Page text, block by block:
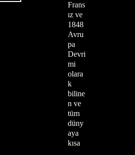
Frans
ız ve
1848
Avru
pa
Devri
mi
olara
k
biline
n ve
tüm
düny
aya
kısa